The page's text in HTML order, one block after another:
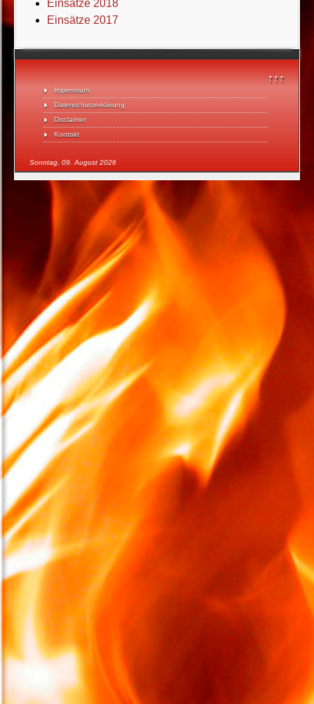
↑↑↑
Impressum
Datenschutzerklärung
Disclaimer
Kontakt
Sonntag, 09. August 2026
Einsätze 2018
Einsätze 2017